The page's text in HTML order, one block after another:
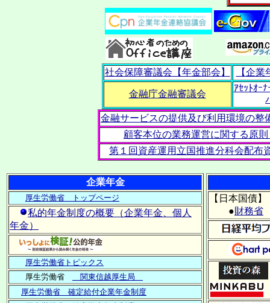
社会保障審議会【年金部会】 【企
金融庁金融審議会
ｱｾｯﾄｵｰﾅ
金融サービスの提供及び利用環境の整
顧客本位の業務運営に関する原
第１回資産運用立国推進分科会配
企業年金
厚生労働省 トップページ
私的年金制度の概要（企業年金、個人
年金）
厚生労働省トピックス
厚生労働省
関東信越厚生局
厚生労働省 確定給付企業年金制度
【日本国債】
●財務省